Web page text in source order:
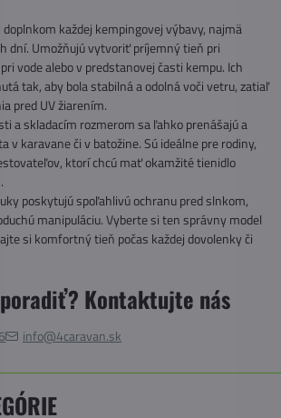
každej kempingovej výbavy, najmä
dní. Umožňujú vytvoriť príjemný tieň pri
vode alebo v predstanovej časti kempu. Ich
tak, aby bola stabilná a odolná voči vetru, zatiaľ
pred UV žiarením.
a skladacím rozmerom sa ľahko prenášajú a
v karavane či v batožine. Sú ideálne pre rodiny,
ktorí chcú mať okamžité tienidlo
poskytujú spoľahlivú ochranu pred slnkom,
manipuláciu. Vyberte si ten správny model
si komfortný tieň počas každej dovolenky či
Kontaktujte nás
info@4caravan.sk